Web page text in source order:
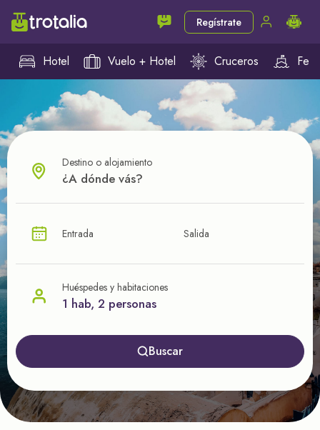
Regístrate
Hotel Vuelo + Hotel Cruceros
¿CUÁL VA A SER TU PRÓXIMO TROTE?
nuestras ofertas
Destino o alojamiento
Entrada Salida
Huéspedes y habitaciones
1 hab, 2 personas
Buscar